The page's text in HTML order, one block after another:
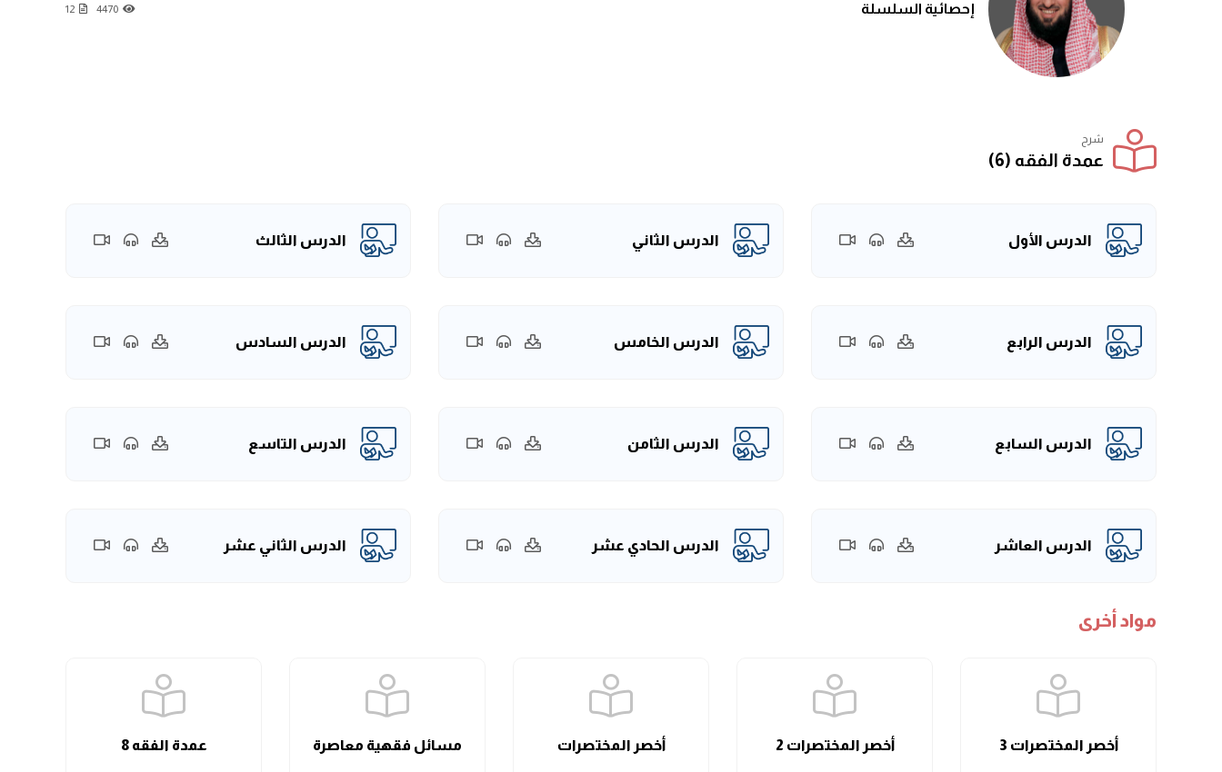
إحصائية السلسلة 4470
12
شرح
عمدة الفقه (6)
الدرس الأول الدرس الثاني الدرس الثالث
الدرس الرابع الدرس الخامس الدرس السادس
الدرس السابع الدرس الثامن الدرس التاسع
الدرس العاشر الدرس الحادي عشر الدرس الثاني عشر
مواد أخرى
أخصر المختصرات 3 أخصر المختصرات 2 أخصر المختصرات مسائل فقهية معاصرة عمدة الفقه 8